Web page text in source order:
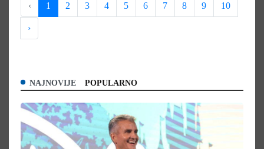
‹ 1 2 3 4 5 6 7 8 9 10
›
NAJNOVIJE POPULARNO